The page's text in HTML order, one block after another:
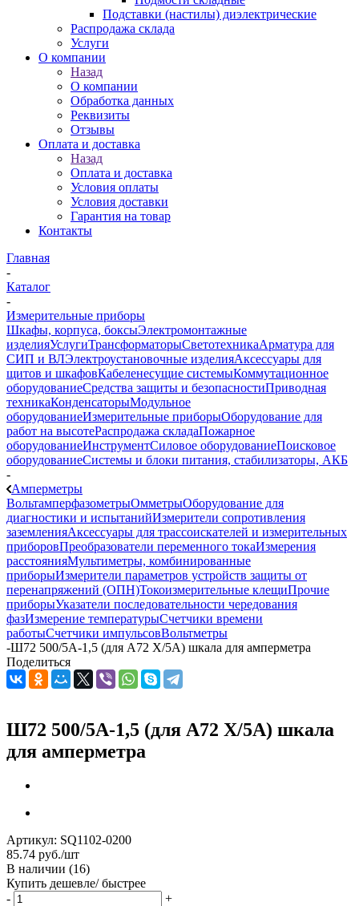
Подставки (настилы) диэлектрические
Распродажа склада
Услуги
О компании
Назад
О компании
Обработка данных
Реквизиты
Отзывы
Оплата и доставка
Назад
Оплата и доставка
Условия оплаты
Условия доставки
Гарантия на товар
Контакты
Главная
-
Каталог
-
Измерительные приборы
Шкафы, корпуса, боксыЭлектромонтажные
изделияУслугиТрансформаторыСветотехникаАрматура для
СИП и ВЛЭлектроустановочные изделияАксессуары для
щитов и шкафовКабеленесущие системыКоммутационное
оборудованиеСредства защиты и безопасностиПриводная
техникаКонденсаторыМодульное
оборудованиеИзмерительные приборыОборудование для
работ на высотеРаспродажа складаПожарное
оборудованиеИнструментСиловое оборудованиеПоисковое
оборудованиеСистемы и блоки питания, стабилизаторы, АКБ
-
Амперметры
ВольтамперфазометрыОмметрыОборудование для
диагностики и испытанийИзмерители сопротивления
заземленияАксессуары для трассоискателей и измерительных
приборовПреобразователи переменного токаИзмерения
расстоянияМультиметры, комбинированные
приборыИзмерители параметров устройств защиты от
перенапряжений (ОПН)Токоизмерительные клещиПрочие
приборыУказатели последовательности чередования
фазИзмерение температурыСчетчики времени
работыСчетчики импульсовВольтметры
-Ш72 500/5А-1,5 (для А72 Х/5А) шкала для амперметра
Поделиться
Ш72 500/5А-1,5 (для А72 Х/5А) шкала
для амперметра
Артикул: SQ1102-0200
85.74 руб./шт
В наличии (16)
Купить дешевле/ быстрее
-
+